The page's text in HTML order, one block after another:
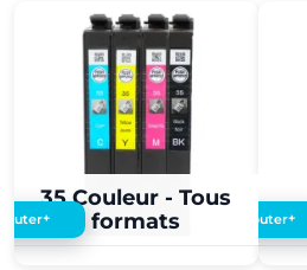
35 Couleur - Tous
formats
0,05 €
+ Ajouter+